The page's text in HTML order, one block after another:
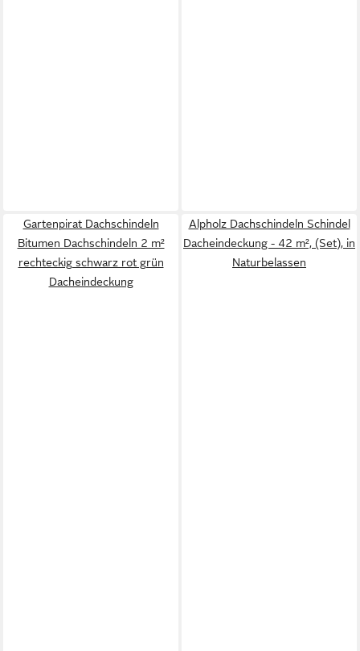
Gartenpirat Dachschindeln
Bitumen Dachschindeln 2 m²
rechteckig schwarz rot grün
Dacheindeckung
Alpholz Dachschindeln Schindel
Dacheindeckung - 42 m², (Set), in
Naturbelassen